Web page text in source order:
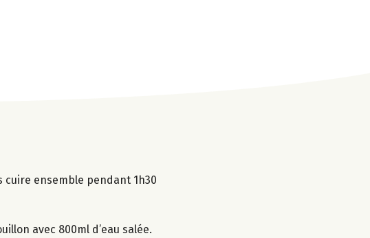
cuire ensemble pendant 1h30
avec 800ml d’eau salée.